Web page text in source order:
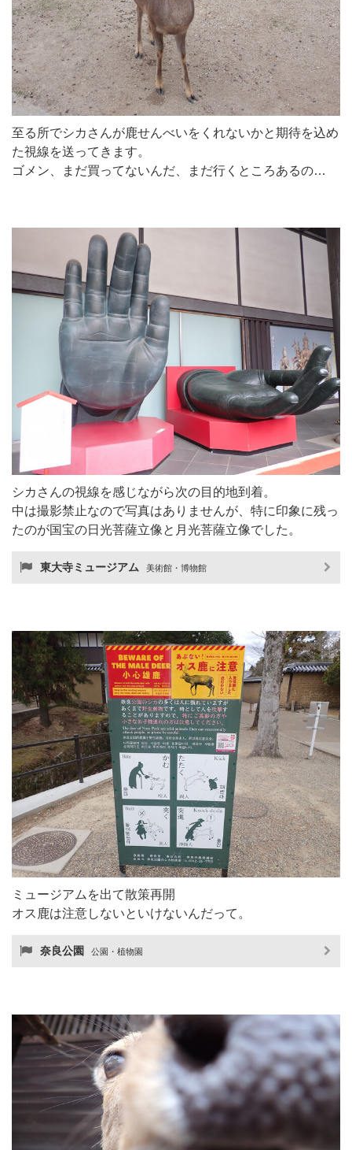
至る所でシカさんが鹿せんべいをくれないかと期待を込め
た視線を送ってきます。
ゴメン、まだ買ってないんだ、まだ行くところあるの…
シカさんの視線を感じながら次の目的地到着。
中は撮影禁止なので写真はありませんが、特に印象に残っ
たのが国宝の日光菩薩立像と月光菩薩立像でした。
東大寺ミュージアム 美術館・博物館
ミュージアムを出て散策再開
オス鹿は注意しないといけないんだって。
奈良公園 公園・植物園